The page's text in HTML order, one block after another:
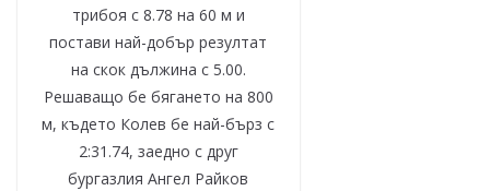
трибоя с 8.78 на 60 м и
постави най-добър резултат
на скок дължина с 5.00.
Решаващо бе бягането на 800
м, където Колев бе най-бърз с
2:31.74, заедно с друг
бургазлия Ангел Райков